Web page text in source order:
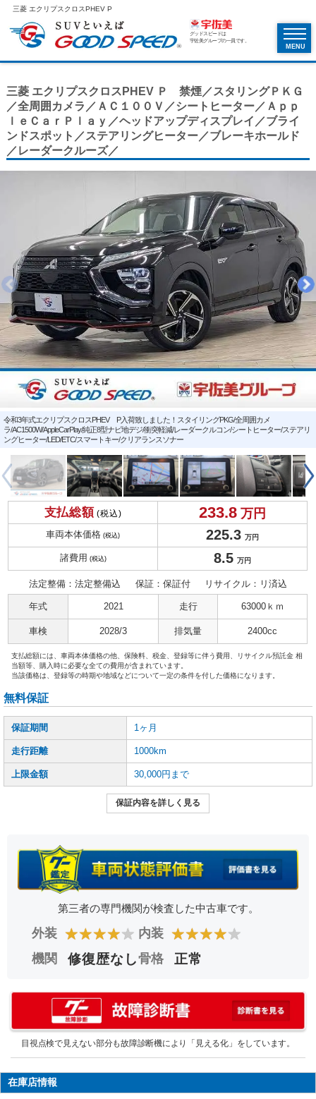
三菱 エクリプスクロスPHEV P
グッドスピードは
宇佐美グループの一員です。
MENU
三菱 エクリプスクロスPHEV Ｐ 禁煙／スタリングＰＫＧ
／全周囲カメラ／ＡＣ１００Ｖ／シートヒーター／Ａｐｐ
ｌｅＣａｒＰｌａｙ／ヘッドアップディスプレイ／ブライ
ンドスポット／ステアリングヒーター／ブレーキホールド
／レーダークルーズ／
令和3年式エクリプスクロスPHEV P入荷致しました！スタイリングPKG/全周囲カメ
ラ/AC1500W/AppleCarPlay/純正8型ナビ地デジ/衝突軽減/レーダークルコン/シートヒーター/ステアリ
ングヒーター/LED/ETC/スマートキー/クリアランスソナー
支払総額 (税込) 233.8 万円
車両本体価格 (税込) 225.3 万円
諸費用 (税込) 8.5 万円
法定整備：法定整備込 保証：保証付 リサイクル：リ済込
年式 2021 走行 63000ｋｍ
車検 2028/3 排気量 2400cc
支払総額には、車両本体価格の他、保険料、税金、登録等に伴う費用、リサイクル預託金 相
当額等、購入時に必要な全ての費用が含まれています。
当該価格は、登録等の時期や地域などについて一定の条件を付した価格になります。
無料保証
保証期間 1ヶ月
走行距離 1000km
上限金額 30,000円まで
保証内容を詳しく見る
第三者の専門機関が検査した中古車です。
外装 ★★★★★
機関 修復歴なし
内装 ★★★★★
骨格 正常
目視点検で見えない部分も故障診断機により「見える化」をしています。
在庫店情報